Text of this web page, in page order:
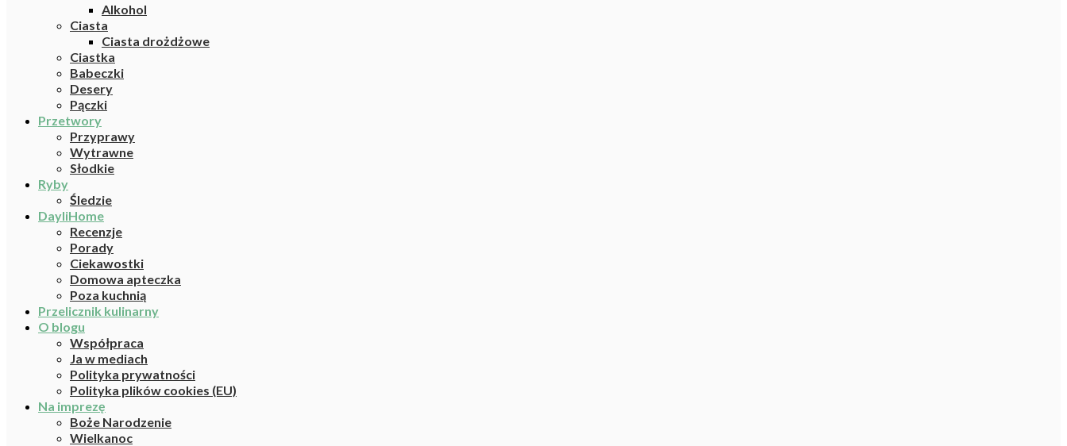
Alkohol
Ciasta
Ciasta drożdżowe
Ciastka
Babeczki
Desery
Pączki
Przetwory
Przyprawy
Wytrawne
Słodkie
Ryby
Śledzie
DayliHome
Recenzje
Porady
Ciekawostki
Domowa apteczka
Poza kuchnią
Przelicznik kulinarny
O blogu
Współpraca
Ja w mediach
Polityka prywatności
Polityka plików cookies (EU)
Na imprezę
Boże Narodzenie
Wielkanoc